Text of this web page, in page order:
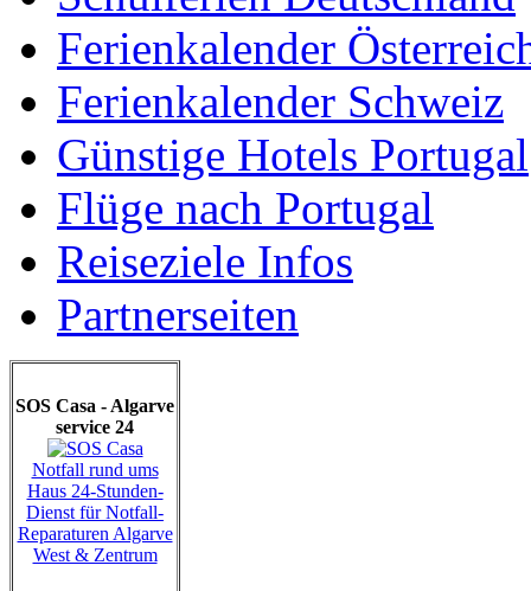
Ferienkalender
Ferienkalender Schweiz
Günstige Hotels Portugal
Flüge nach Portugal
Reiseziele Infos
Partnerseiten
SOS Casa - Algarve
service 24
Notfall rund ums
Haus 24-Stunden-
Dienst für Notfall-
Reparaturen Algarve
West & Zentrum